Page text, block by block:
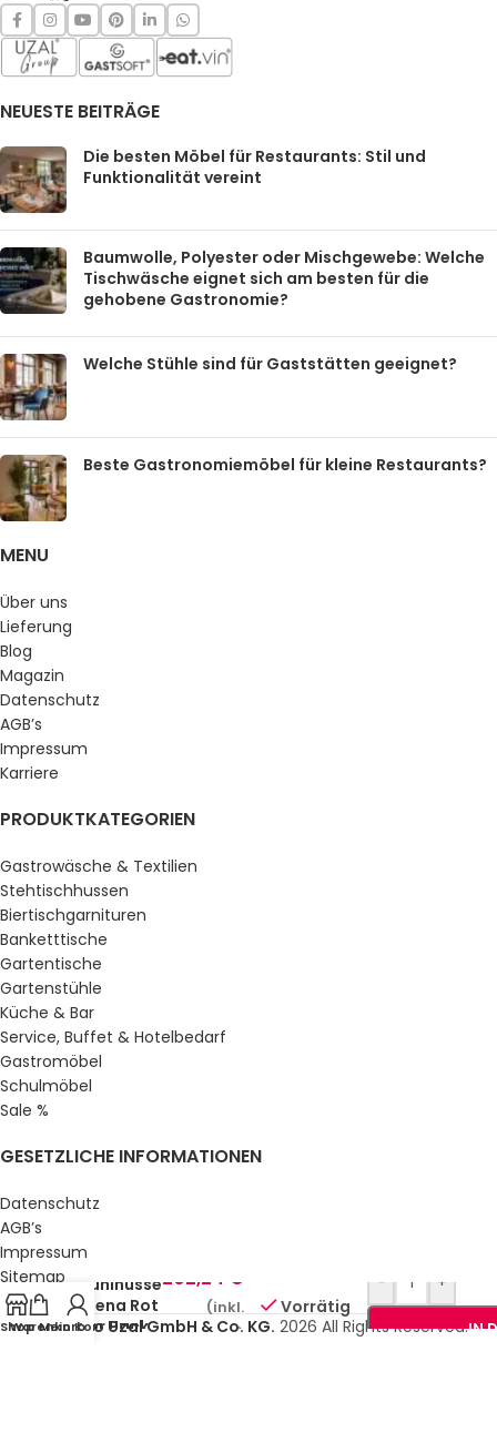
NEUESTE BEITRÄGE
Die besten Möbel für Restaurants: Stil und
Funktionalität vereint
Baumwolle, Polyester oder Mischgewebe: Welche
Tischwäsche eignet sich am besten für die
gehobene Gastronomie?
Welche Stühle sind für Gaststätten geeignet?
Beste Gastronomiemöbel für kleine Restaurants?
MENU
Über uns
Lieferung
Blog
Magazin
Datenschutz
AGB’s
Impressum
Karriere
PRODUKTKATEGORIEN
Gastrowäsche & Textilien
Stehtischhussen
Biertischgarnituren
Banketttische
Gartentische
Gartenstühle
Küche & Bar
Service, Buffet & Hotelbedarf
Gastromöbel
Schulmöbel
Sale %
GESETZLICHE INFORMATIONEN
Datenschutz
AGB’s
Impressum
Sitemap
Über uns
© Gastro Uzal GmbH & Co. KG. 2026 All Rights Reserved.
Shop
Warenkorb
Mein Konto
Stuhlhusse
Milena Rot
10er Pack
202,24 €
(inkl.
MwSt.)
Vorrätig
- +
IN